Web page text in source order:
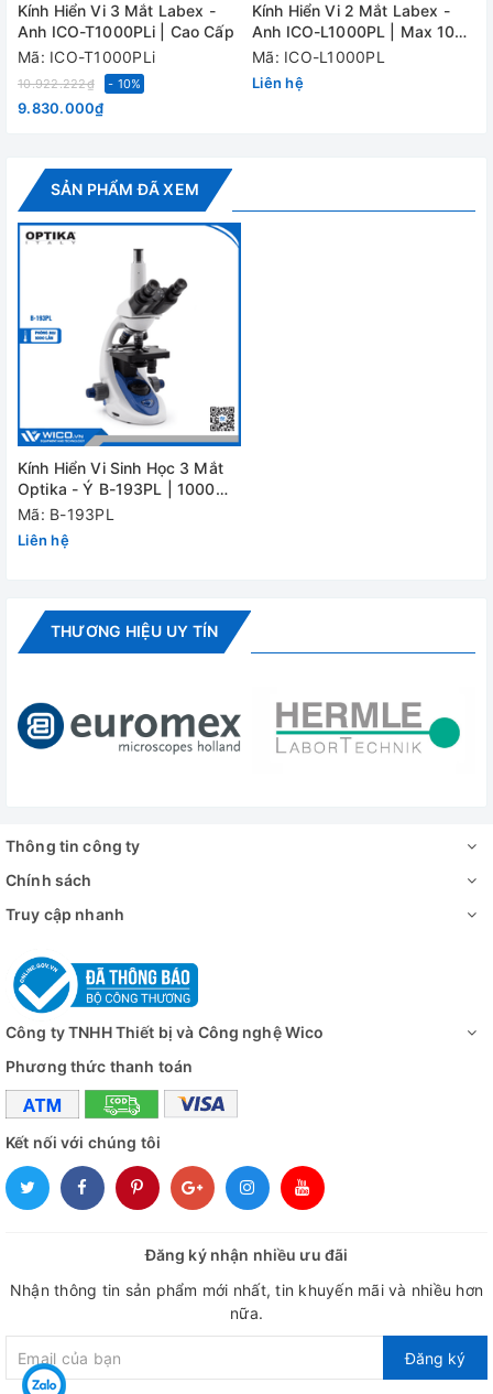
Chống mốc thị
kính
Pin
W x D)
Khối lượng 6.5 kg
Kính Hiển Vi 3 Mắt Labex -
Anh ICO-T1000PLi | Cao Cấp
Mã: ICO-T1000PLi
10.922.222₫ - 10%
9.830.000₫
Kính Hiển Vi 2 Mắt Labex -
Anh ICO-L1000PL | Max 1000
lần
Mã: ICO-L1000PL
Liên hệ
SẢN PHẨM ĐÃ XEM
Kính Hiển Vi Sinh Học 3 Mắt
Optika - Ý B-193PL | 1000
Lần
Mã: B-193PL
Liên hệ
THƯƠNG HIỆU UY TÍN
Thông tin công ty
Chính sách
Truy cập nhanh
Công ty TNHH Thiết bị và Công nghệ Wico
Phương thức thanh toán
Kết nối với chúng tôi
Đăng ký nhận nhiều ưu đãi
Nhận thông tin sản phẩm mới nhất, tin khuyến mãi và nhiều hơn
nữa.
Đăng ký